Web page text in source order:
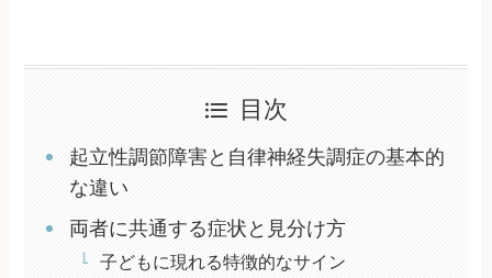
目次
起立性調節障害と自律神経失調症の基本的
な違い
両者に共通する症状と見分け方
子どもに現れる特徴的なサイン